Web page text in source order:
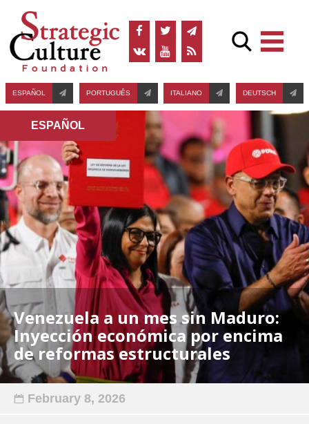
ESPAÑOL PORTUGUÊS ITALIANO DEUTSCH
ESPAÑOL
Venezuela a un mes sin Maduro:
Inyección económica por encima
de reformas estructurales
February 8, 2026